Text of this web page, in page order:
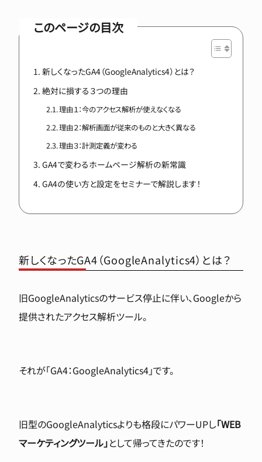
このページの目次
新しくなったGA4（GoogleAnalytics4）とは？
絶対に損する３つの理由
理由１：今のアクセス解析が使えなくなる
理由２：解析画面が従来のものと大きく異なる
理由３：計測定義が変わる
GA4で変わるホームページ解析の新常識
GA4の使い方と設定をセミナーで解説します！
新しくなったGA4（GoogleAnalytics4）とは？
旧GoogleAnalyticsのサービス停止に伴い、Googleから
提供されたアクセス解析ツール。
それが「GA4：GoogleAnalytics4」です。
旧型のGoogleAnalyticsよりも格段にパワーUPし「WEB
マーケティングツール」として帰ってきたのです！